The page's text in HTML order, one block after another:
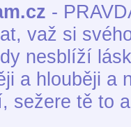
-
važ si
nesblíží
a hlouběji a
sežere tě to